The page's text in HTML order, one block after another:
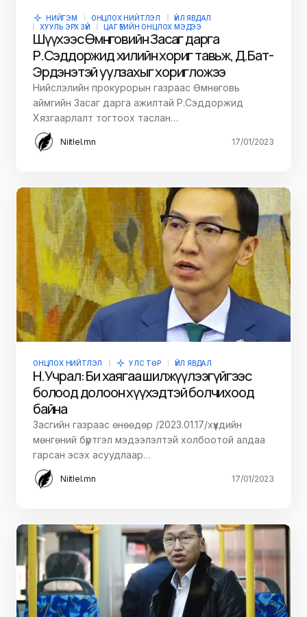
НИЙГЭМ ОНЦЛОХ НИЙТЛЭЛ
ҮЙЛ ЯВДАЛ
ХУУЛЬ ЭРХ ЗҮЙ
ЦАГ ҮЕИЙН ОНЦЛОХ МЭДЭЭ
Шүүхээс Өмнөговийн Засаг дарга
Р.Сэддоржид хилийн хориг тавьж, Д.Бат-
Эрдэнэтэй уулзахыг хоригложээ
Нийслэлийн прокурорын газраас Өмнөговь
аймгийн Засаг дарга ажилтай Р.Сэддоржид
Хязгаарлалт тогтоох таслан…
Niitlel.mn 17/01/2023
ОНЦЛОХ НИЙТЛЭЛ УЛС ТӨР ҮЙЛ ЯВДАЛ
Н.Учрал: Би хаягаа шилжүүлээгүйгээс
болоод долоон хүүхэдтэй болчихоод
байна
Засгийн газраас өнөөдөр /2023.01.17/хүүхдийн
мөнгөний бүртгэл мэдээлэлтэй холбоотой алдаа
гарсан эсэх асуудлаар…
Niitlel.mn 17/01/2023